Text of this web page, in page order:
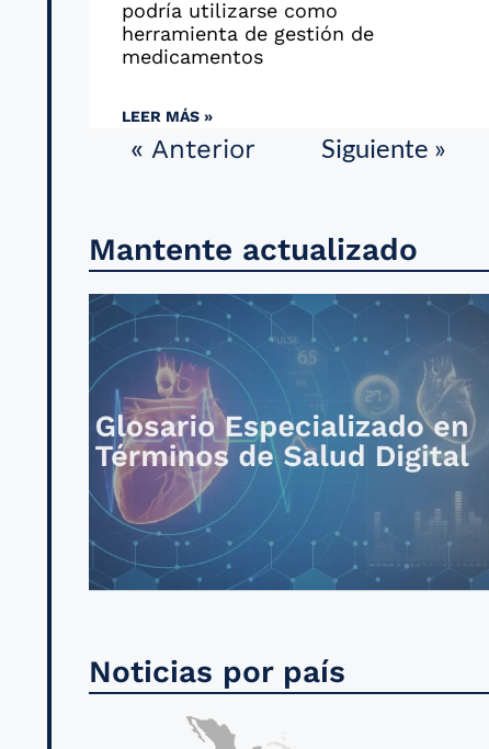
podría utilizarse como
herramienta de gestión de
medicamentos
LEER MÁS »
« Anterior Siguiente »
Mantente actualizado
Noticias por país